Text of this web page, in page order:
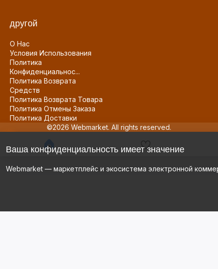
другой
О Нас
Условия Использования
Политика
Конфиденциальнос...
Политика Возврата
Средств
Политика Возврата Товара
Политика Отмены Заказа
Политика Доставки
©2026 Webmarket. All rights reserved.
Ваша конфиденциальность имеет значение
Webmarket — маркетплейс и экосистема электронной